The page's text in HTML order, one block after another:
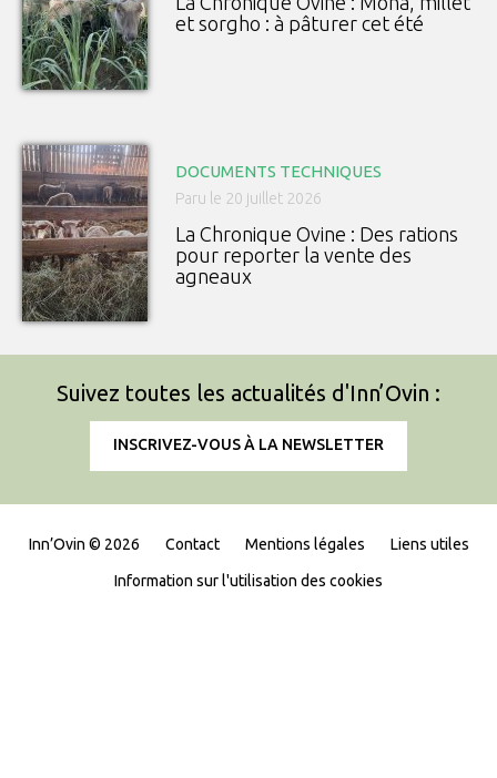
et sorgho : à pâturer cet été
DOCUMENTS TECHNIQUES
Paru le 20 juillet 2026
La Chronique Ovine : Des rations
pour reporter la vente des
agneaux
Suivez toutes les actualités d'Inn’Ovin :
INSCRIVEZ-VOUS À LA NEWSLETTER
Inn’Ovin © 2026 Contact Mentions légales Liens utiles
Information sur l'utilisation des cookies